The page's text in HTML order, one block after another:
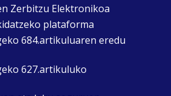
Zerbitzu Elektronikoa
plataforma
684.artikuluaren eredu
627.artikuluko